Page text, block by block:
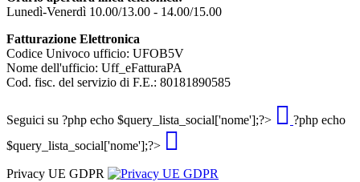
Lunedì-Venerdì 10.00/13.00 - 14.00/15.00
Fatturazione Elettronica
Codice Univoco ufficio: UFOB5V
Nome dell'ufficio: Uff_eFatturaPA
Cod. fisc. del servizio di F.E.: 80181890585
Seguici su ?php echo $query_lista_social['nome'];?>
?php echo
$query_lista_social['nome'];?>
Privacy UE GDPR